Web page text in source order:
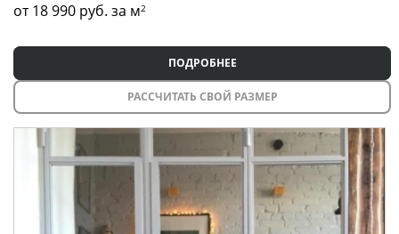
от 18 990 руб. за м2
ПОДРОБНЕЕ
РАССЧИТАТЬ СВОЙ РАЗМЕР